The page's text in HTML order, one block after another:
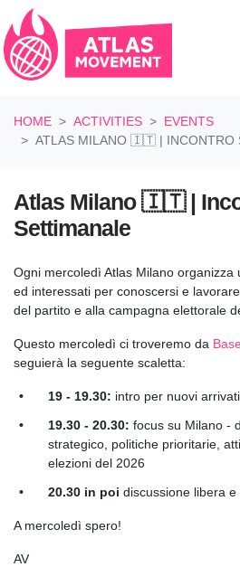
HOME
ACTIVITIES
EVENTS
ATLAS MILANO 🇮🇹 | INCONTRO
Atlas Milano 🇮🇹 |
Settimanale
Ogni mercoledì Atlas Milano organizza
ed interessati per conoscersi e
del partito e alla campagna elettorale
Questo mercoledì ci troveremo da
seguierà la seguente scaletta:
19 - 19.30: intro per nuovi arrivati
19.30 - 20.30: focus su Milano -
strategico, politiche prioritarie,
elezioni del 2026
20.30 in poi discussione libera e
A mercoledì spero!
AV